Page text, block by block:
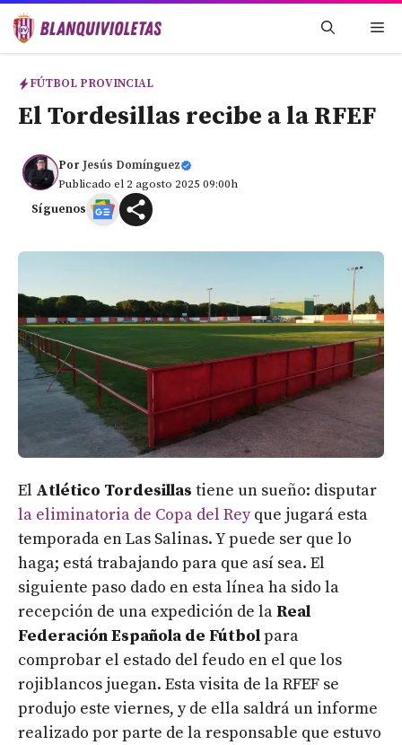
Saltar
FÚTBOL PROVINCIAL
El Tordesillas recibe a la RFEF
Por Jesús Domínguez
Publicado el 2 agosto 2025 09:00h
Síguenos
El Atlético Tordesillas tiene un sueño: disputar
la eliminatoria de Copa del Reyque jugará esta
temporada en Las Salinas. Y puede ser que lo
haga; está trabajando para que así sea. El
siguiente paso dado en esta línea ha sido la
recepción de una expedición de la Real
Federación Española de Fútbolpara
comprobar el estado del feudo en el que los
rojiblancos juegan. Esta visita de la RFEF se
produjo este viernes, y de ella saldrá un informe
realizado por parte de la responsable que estuvo